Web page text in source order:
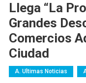
Llega “La
Grandes
Comercios
Ciudad
A. Ultimas Noticias